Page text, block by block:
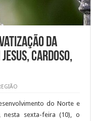
da
Cardoso,
do Norte e
nesta sexta-feira (10), o